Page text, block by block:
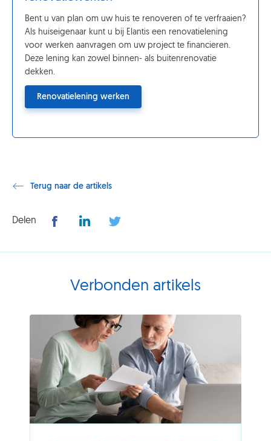
Bent u van plan om uw huis te renoveren of te verfraaien?
Als huiseigenaar kunt u bij Elantis een renovatielening
voor werken aanvragen om uw project te financieren.
Deze lening kan zowel binnen- als buitenrenovatie
dekken.
Renovatielening werken
Terug naar de artikels
Delen
Verbonden artikels